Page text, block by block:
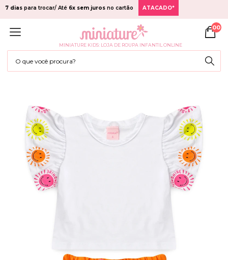
7 dias para trocar/ Até 6x sem juros no cartão ATACADO*
MINIATURE KIDS: LOJA DE ROUPA INFANTIL ONLINE
00